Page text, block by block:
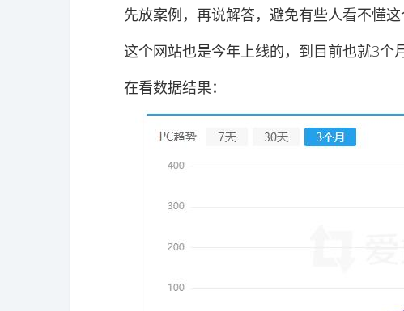
先放案例，再说解答，避免有些人看不懂这
这个网站也是今年上线的，到目前也就3个
在看数据结果：